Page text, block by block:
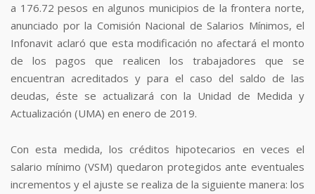
a 176.72 pesos en algunos municipios de la frontera norte,
anunciado por la Comisión Nacional de Salarios Mínimos, el
Infonavit aclaró que esta modificación no afectará el monto
de los pagos que realicen los trabajadores que se
encuentran acreditados y para el caso del saldo de las
deudas, éste se actualizará con la Unidad de Medida y
Actualización (UMA) en enero de 2019.
Con esta medida, los créditos hipotecarios en veces el
salario mínimo (VSM) quedaron protegidos ante eventuales
incrementos y el ajuste se realiza de la siguiente manera: los